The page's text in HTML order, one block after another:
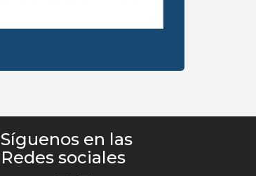
Síguenos en las
Redes sociales